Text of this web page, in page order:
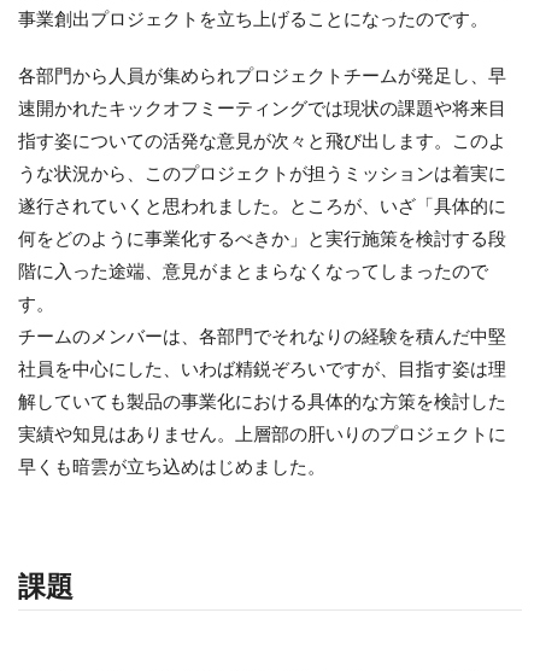
事業創出プロジェクトを立ち上げることになったのです。
各部門から人員が集められプロジェクトチームが発足し、早
速開かれたキックオフミーティングでは現状の課題や将来目
指す姿についての活発な意見が次々と飛び出します。このよ
うな状況から、このプロジェクトが担うミッションは着実に
遂行されていくと思われました。ところが、いざ「具体的に
何をどのように事業化するべきか」と実行施策を検討する段
階に入った途端、意見がまとまらなくなってしまったので
す。
チームのメンバーは、各部門でそれなりの経験を積んだ中堅
社員を中心にした、いわば精鋭ぞろいですが、目指す姿は理
解していても製品の事業化における具体的な方策を検討した
実績や知見はありません。上層部の肝いりのプロジェクトに
早くも暗雲が立ち込めはじめました。
課題